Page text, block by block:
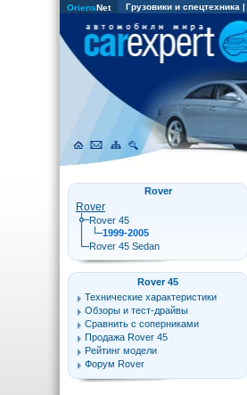
OriensNet Грузовики и спецтехника |
Rover
Rover
Rover 45
1999-2005
Rover 45 Sedan
Rover 45
Технические характеристики
Обзоры и тест-драйвы
Сравнить с соперниками
Продажа Rover 45
Рейтинг модели
Форум Rover